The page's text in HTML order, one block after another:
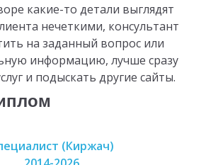
какие-то детали выглядят
нечеткими, консультант
на заданный вопрос или
информацию, лучше сразу
и подыскать другие сайты.
(Киржач)